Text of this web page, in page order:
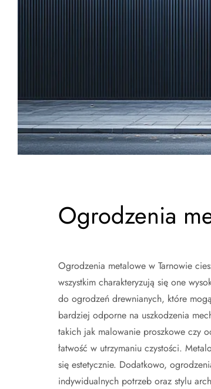
Ogrodzenia
Ogrodzenia metalowe w Tarnowie
wszystkim charakteryzują się one
do ogrodzeń drewnianych, które
bardziej odporne na uszkodzenia
takich jak malowanie proszkowe czy
łatwość w utrzymaniu czystości.
się estetycznie. Dodatkowo,
indywidualnych potrzeb oraz stylu